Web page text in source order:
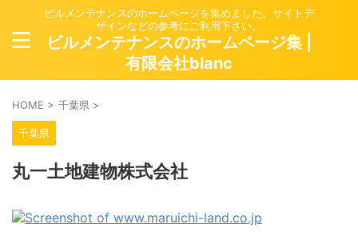
ビルメンテナンスのホームページを集めました。サイトデ
ザインなどの参考にご利用下さい。
ビルメンテナンスのホームページ集 |
有限会社blanc
HOME > 千葉県 >
千葉県
丸一土地建物株式会社